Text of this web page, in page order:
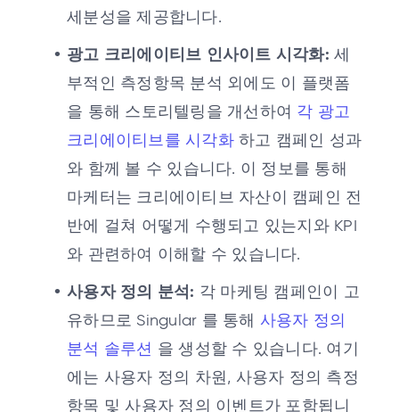
세분성을 제공합니다.
광고 크리에이티브 인사이트 시각화: 세
부적인 측정항목 분석 외에도 이 플랫폼
을 통해 스토리텔링을 개선하여 각 광고
크리에이티브를 시각화하고 캠페인 성과
와 함께 볼 수 있습니다. 이 정보를 통해
마케터는 크리에이티브 자산이 캠페인 전
반에 걸쳐 어떻게 수행되고 있는지와 KPI
와 관련하여 이해할 수 있습니다.
사용자 정의 분석: 각 마케팅 캠페인이 고
유하므로 Singular 를 통해 사용자 정의
분석 솔루션 을 생성할 수 있습니다. 여기
에는 사용자 정의 차원, 사용자 정의 측정
항목 및 사용자 정의 이벤트가 포함됩니